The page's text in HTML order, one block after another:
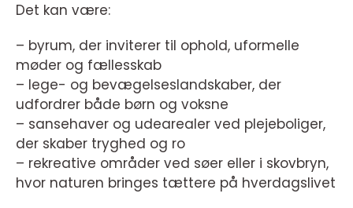
Det kan være:
– byrum, der inviterer til ophold, uformelle
møder og fællesskab
– lege- og bevægelseslandskaber, der
udfordrer både børn og voksne
– sansehaver og udearealer ved plejeboliger,
der skaber tryghed og ro
– rekreative områder ved søer eller i skovbryn,
hvor naturen bringes tættere på hverdagslivet